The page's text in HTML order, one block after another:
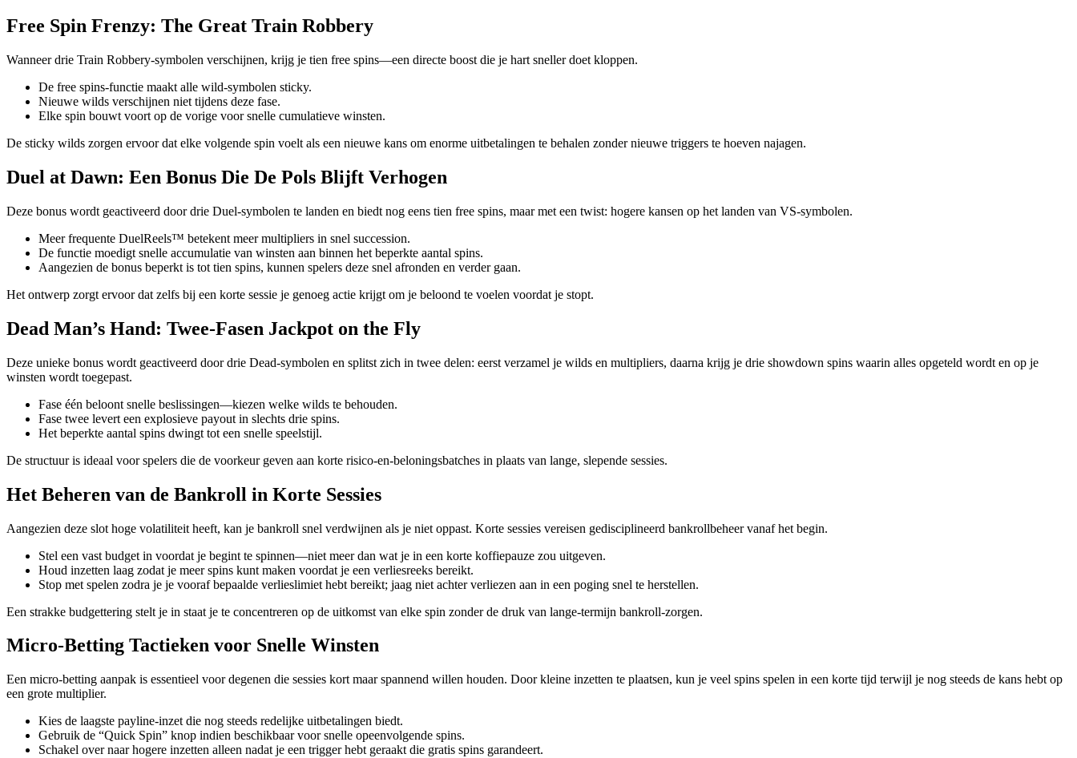
Free Spin Frenzy: The Great Train Robbery
Wanneer drie Train Robbery-symbolen verschijnen, krijg je tien free spins—een directe boost die je hart sneller doet kloppen.
De free spins‑functie maakt alle wild-symbolen sticky.
Nieuwe wilds verschijnen niet tijdens deze fase.
Elke spin bouwt voort op de vorige voor snelle cumulatieve winsten.
De sticky wilds zorgen ervoor dat elke volgende spin voelt als een nieuwe kans om enorme uitbetalingen te behalen zonder nieuwe triggers te hoeven najagen.
Duel at Dawn: Een Bonus Die De Pols Blijft Verhogen
Deze bonus wordt geactiveerd door drie Duel-symbolen te landen en biedt nog eens tien free spins, maar met een twist: hogere kansen op het landen van VS-symbolen.
Meer frequente DuelReels™ betekent meer multipliers in snel succession.
De functie moedigt snelle accumulatie van winsten aan binnen het beperkte aantal spins.
Aangezien de bonus beperkt is tot tien spins, kunnen spelers deze snel afronden en verder gaan.
Het ontwerp zorgt ervoor dat zelfs bij een korte sessie je genoeg actie krijgt om je beloond te voelen voordat je stopt.
Dead Man’s Hand: Twee‑Fasen Jackpot on the Fly
Deze unieke bonus wordt geactiveerd door drie Dead-symbolen en splitst zich in twee delen: eerst verzamel je wilds en multipliers, daarna krijg je drie showdown spins waarin alles opgeteld wordt en op je
winsten wordt toegepast.
Fase één beloont snelle beslissingen—kiezen welke wilds te behouden.
Fase twee levert een explosieve payout in slechts drie spins.
Het beperkte aantal spins dwingt tot een snelle speelstijl.
De structuur is ideaal voor spelers die de voorkeur geven aan korte risico‑en‑beloningsbatches in plaats van lange, slepende sessies.
Het Beheren van de Bankroll in Korte Sessies
Aangezien deze slot hoge volatiliteit heeft, kan je bankroll snel verdwijnen als je niet oppast. Korte sessies vereisen gedisciplineerd bankrollbeheer vanaf het begin.
Stel een vast budget in voordat je begint te spinnen—niet meer dan wat je in een korte koffiepauze zou uitgeven.
Houd inzetten laag zodat je meer spins kunt maken voordat je een verliesreeks bereikt.
Stop met spelen zodra je je vooraf bepaalde verlieslimiet hebt bereikt; jaag niet achter verliezen aan in een poging snel te herstellen.
Een strakke budgettering stelt je in staat je te concentreren op de uitkomst van elke spin zonder de druk van lange‑termijn bankroll‑zorgen.
Micro‑Betting Tactieken voor Snelle Winsten
Een micro‑betting aanpak is essentieel voor degenen die sessies kort maar spannend willen houden. Door kleine inzetten te plaatsen, kun je veel spins spelen in een korte tijd terwijl je nog steeds de kans hebt op
een grote multiplier.
Kies de laagste payline‑inzet die nog steeds redelijke uitbetalingen biedt.
Gebruik de “Quick Spin” knop indien beschikbaar voor snelle opeenvolgende spins.
Schakel over naar hogere inzetten alleen nadat je een trigger hebt geraakt die gratis spins garandeert.